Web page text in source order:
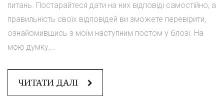
питань. Постарайтеся дати на них відповіді самостійно, а
правильність своїх відповідей ви зможете перевірити,
ознайомившись з моїм наступним постом у блозі. На
мою думку,...
ЧИТАТИ ДАЛІ